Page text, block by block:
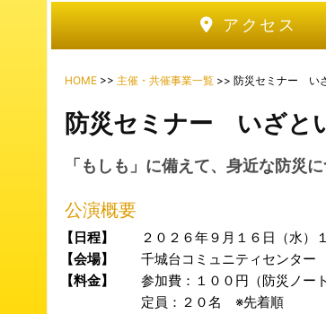
アクセス
HOME >> 主催・共催事業一覧 >> 防災セミナー い
防災セミナー いざと
「もしも」に備えて、身近な防災
公演概要
【日程】
２０２６年９月１６日（水）
【会場】
千城台コミュニティセンタ
【料金】
参加費：１００円（防災ノー
定員：２０名 ※先着順